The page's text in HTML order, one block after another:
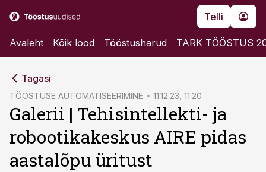
Telli
Avaleht Kõik lood Tööstusharud TARK TÖÖSTUS
Tagasi
TÖÖSTUSE AUTOMATISEERIMINE 11.12.23, 11:20
Galerii | Tehisintellekti- ja
robootikakeskus AIRE pidas
aastalõpu üritust